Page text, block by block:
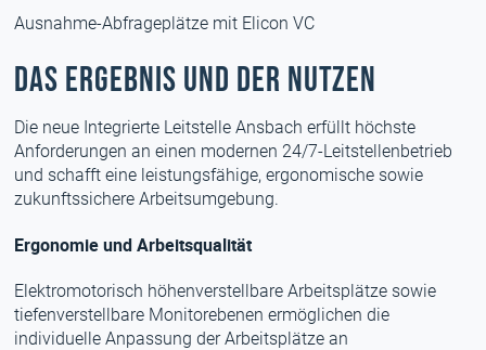
Ausnahme-Abfrageplätze mit Elicon VC
Das Ergebnis und der Nutzen
Die neue Integrierte Leitstelle Ansbach erfüllt höchste
Anforderungen an einen modernen 24/7-Leitstellenbetrieb
und schafft eine leistungsfähige, ergonomische sowie
zukunftssichere Arbeitsumgebung.
Ergonomie und Arbeitsqualität
Elektromotorisch höhenverstellbare Arbeitsplätze sowie
tiefenverstellbare Monitorebenen ermöglichen die
individuelle Anpassung der Arbeitsplätze an